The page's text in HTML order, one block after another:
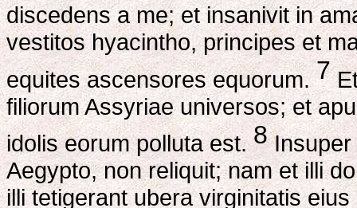
discedens a me; et insanivit in
vestitos hyacintho, principes et
equites ascensores equorum.7
filiorum Assyriae universos; et
idolis eorum polluta est.8Insuper
Aegypto, non reliquit; nam et illi
illi tetigerant ubera virginitatis